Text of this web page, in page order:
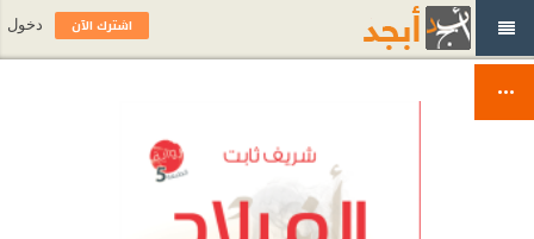
اشترك الآن دخول